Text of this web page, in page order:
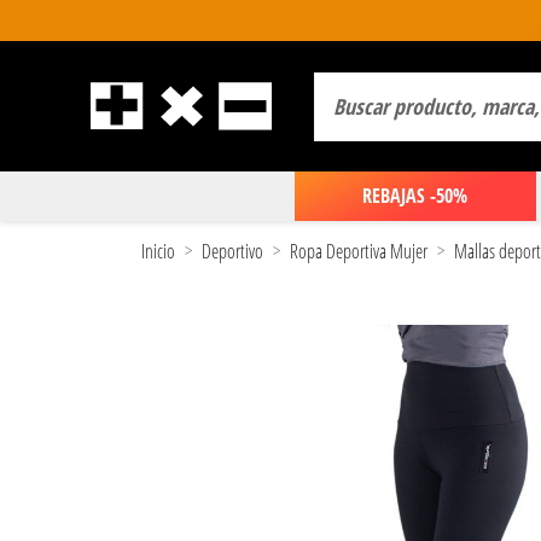
REBAJAS -50%
Inicio Deportivo Ropa Deportiva Mujer Mallas